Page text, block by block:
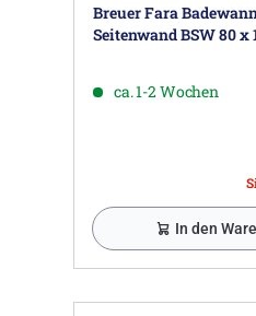
Breuer Fara
Seitenwand BSW 80 x
ca. 1-2 Wochen
In den